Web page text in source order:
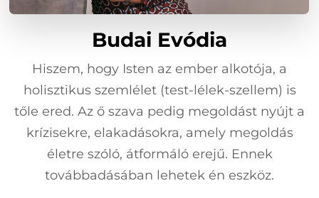
Budai Evódia
Hiszem, hogy Isten az ember alkotója, a
holisztikus szemlélet (test-lélek-szellem) is
tőle ered. Az ő szava pedig megoldást nyújt a
krízisekre, elakadásokra, amely megoldás
életre szóló, átformáló erejű. Ennek
továbbadásában lehetek én eszköz.